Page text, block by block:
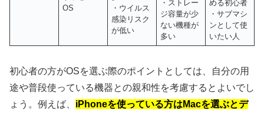
OS
・ウイルス
感染リスク
が低い
・ストレー
ジ容量が少
ない機種が
多い
める初心者
・サブマシ
ンとして使
いたい人
初心者の方がOSを選ぶ際のポイントとしては、自分の用
途や普段使っている機器との親和性を考慮するとよいでし
ょう。例えば、 iPhoneを使っている方はMacを選ぶとデ